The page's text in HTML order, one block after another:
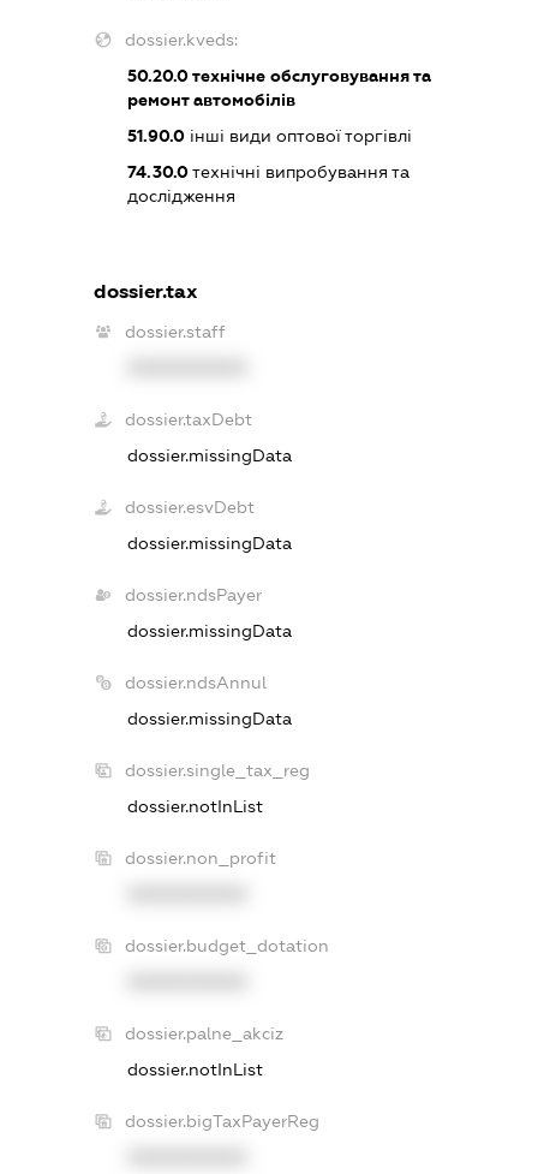
dossier.kveds:
50.20.0технічне обслуговування та
ремонт автомобілів
51.90.0 інші види оптової торгівлі
74.30.0технічні випробування та
дослідження
dossier.tax
dossier.staff
dossier.taxDebt
dossier.missingData
dossier.esvDebt
dossier.missingData
dossier.ndsPayer
dossier.missingData
dossier.ndsAnnul
dossier.missingData
dossier.single_tax_reg
dossier.notInList
dossier.non_profit
dossier.budget_dotation
dossier.palne_akciz
dossier.notInList
dossier.bigTaxPayerReg